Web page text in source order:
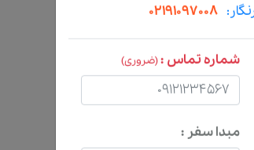
02191097008
شماره تماس : (ضروری)
مبدا سفر :